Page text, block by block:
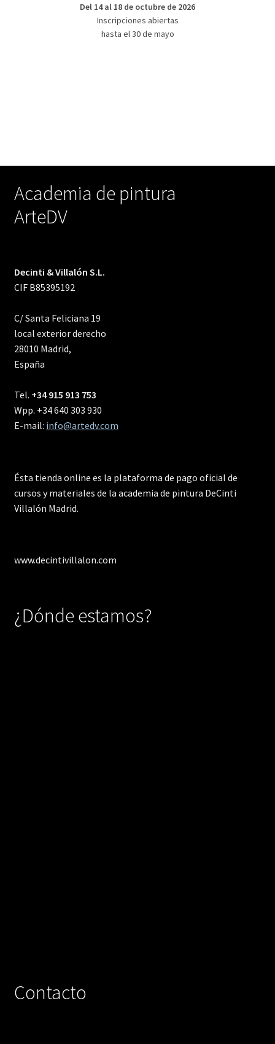
Del 14 al 18 de octubre de 2026
Inscripciones abiertas
hasta el 30 de mayo
Academia de pintura
ArteDV
Decinti & Villalón S.L.
CIF B85395192
C/ Santa Feliciana 19
local exterior derecho
28010 Madrid,
España
Tel. +34 915 913 753
Wpp. +34 640 303 930
E-mail: info@artedv.com
Ésta tienda online es la plataforma de pago oficial de
cursos y materiales de la academia de pintura DeCinti
Villalón Madrid.
www.decintivillalon.com
¿Dónde estamos?
Contacto